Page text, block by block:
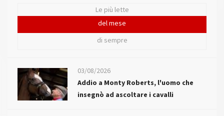
Le più lette
del mese
di sempre
03/08/2026
Addio a Monty Roberts, l'uomo che
insegnò ad ascoltare i cavalli